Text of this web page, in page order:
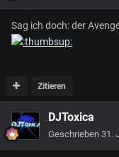
Sag ich doch: der
Zitieren
DJToxica
Geschrieben 31.